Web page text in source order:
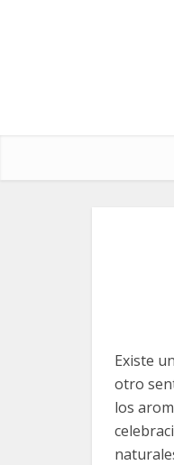
Existe
otro
los